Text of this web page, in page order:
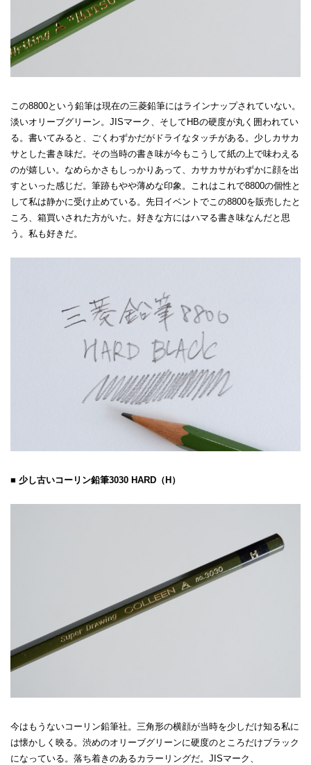
この8800という鉛筆は現在の三菱鉛筆にはラインナップされていない。
淡いオリーブグリーン。JISマーク、そしてHBの硬度が丸く囲われてい
る。書いてみると、ごくわずかだがドライなタッチがある。少しカサカ
サとした書き味だ。その当時の書き味が今もこうして紙の上で味わえる
のが嬉しい。なめらかさもしっかりあって、カサカサがわずかに顔を出
すといった感じだ。筆跡もやや薄めな印象。これはこれで8800の個性と
して私は静かに受け止めている。先日イベントでこの8800を販売したと
ころ、箱買いされた方がいた。好きな方にはハマる書き味なんだと思
う。私も好きだ。
■ 少し古いコーリン鉛筆3030 HARD（H）
今はもうないコーリン鉛筆社。三角形の横顔が当時を少しだけ知る私に
は懐かしく映る。渋めのオリーブグリーンに硬度のところだけブラック
になっている。落ち着きのあるカラーリングだ。JISマーク、